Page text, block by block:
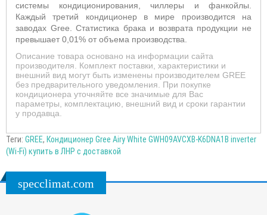
системы кондиционирования, чиллеры и фанкойлы.
Каждый третий кондиционер в мире производится на
заводах Gree. Статистика брака и возврата продукции не
превышает 0,01% от объема производства.
Описание товара основано на информации сайта
производителя. Комплект поставки, характеристики и
внешний вид могут быть изменены производителем GREE
без предварительного уведомления. При покупке
кондиционера уточняйте все значимые для Вас
параметры, комплектацию, внешний вид и сроки гарантии
у продавца.
Теги: GREE, Кондиционер Gree Airy White GWH09AVCXB-K6DNA1B inverter
(Wi-Fi) купить в ЛНР с доставкой
specclimat.com